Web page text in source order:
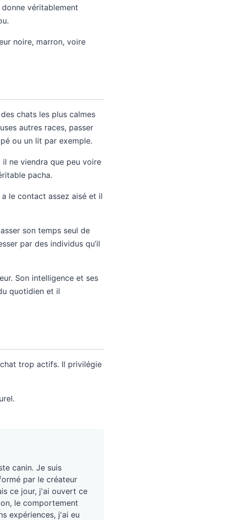
donne véritablement
noire, marron, voire
chats les plus calmes
autres races, passer
ou un lit par exemple.
il ne viendra que peu voire
pacha.
le contact assez aisé et il
son temps seul de
par des individus qu’il
Son intelligence et ses
quotidien et il
chat trop actifs. Il privilégie
canin. Je suis
par le créateur
ce jour, j'ai ouvert ce
le comportement
expériences, j'ai eu